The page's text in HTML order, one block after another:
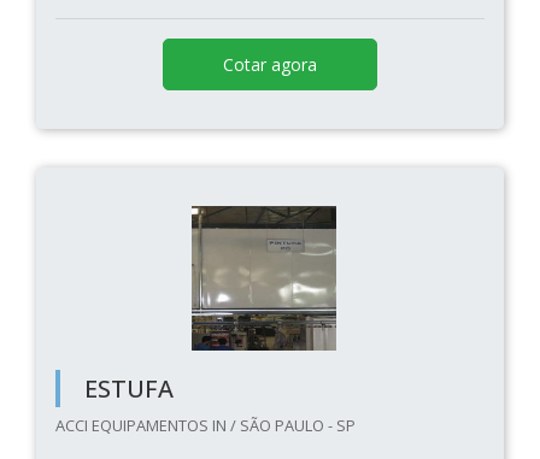
Cotar agora
ESTUFA
ACCI EQUIPAMENTOS IN / SÃO PAULO - SP